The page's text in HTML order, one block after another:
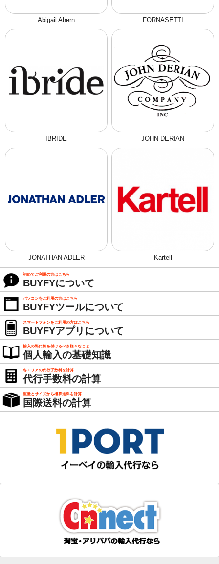
Abigail Ahern FORNASETTI
IBRIDE JOHN DERIAN
JONATHAN ADLER Kartell
初めてご利用の方はこちら
BUYFYについて
パソコンをご利用の方はこちら
BUYFYツールについて
スマートフォンをご利用の方はこちら
BUYFYアプリについて
輸入の際に気を付けるべき様々なこと
個人輸入の基礎知識
各エリアの代行手数料を計算
代行手数料の計算
重量とサイズから概算送料を計算
国際送料の計算